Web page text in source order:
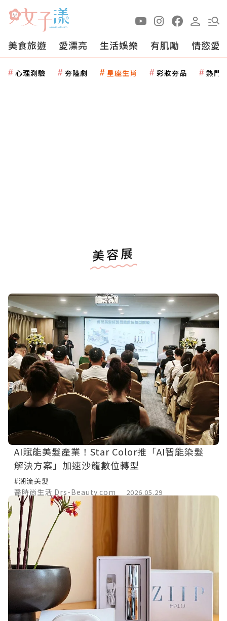
美食旅遊 愛漂亮 生活娛樂 有肌勵 情慾愛
心理測驗 夯陸劇 星座生肖 彩妝夯品 熱門
美容展
AI賦能美髮產業！Star Color推「AI智能染髮
解決方案」加速沙龍數位轉型
#潮流美髮
醫時尚生活 Drs-Beauty.com
2026.05.29